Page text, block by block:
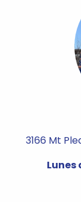
3166 Mt
Lunes